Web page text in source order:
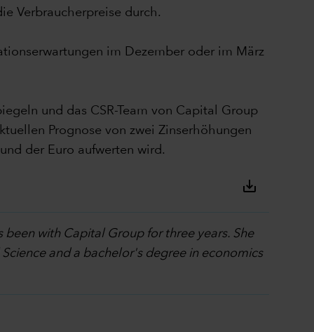
Verbraucherpreise durch.
im Dezember oder im März
und das CSR-Team von Capital Group
Prognose von zwei Zinserhöhungen
der Euro aufwerten wird.
save_alt
with Capital Group for three years. She
and a bachelor's degree in economics